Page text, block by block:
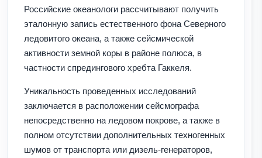
Российские океанологи рассчитывают получить
эталонную запись естественного фона Северного
ледовитого океана, а также сейсмической
активности земной коры в районе полюса, в
частности спредингового хребта Гаккеля.
Уникальность проведенных исследований
заключается в расположении сейсмографа
непосредственно на ледовом покрове, а также в
полном отсутствии дополнительных техногенных
шумов от транспорта или дизель-генераторов,